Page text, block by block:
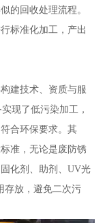
的回收处理流程。
标准化加工，产出
建技术、资质与服
现了低污染加工，
合环保要求。其
准，无论是废防锈
化剂、助剂、UV光
存放，避免二次污